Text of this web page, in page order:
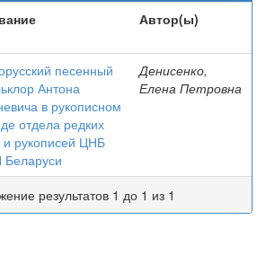
Автор(ы)
песенный
Антона
в рукописном
отдела редких
и рукописей ЦНБ
Денисенко,
Елена Петровна
результатов 1 до 1 из 1